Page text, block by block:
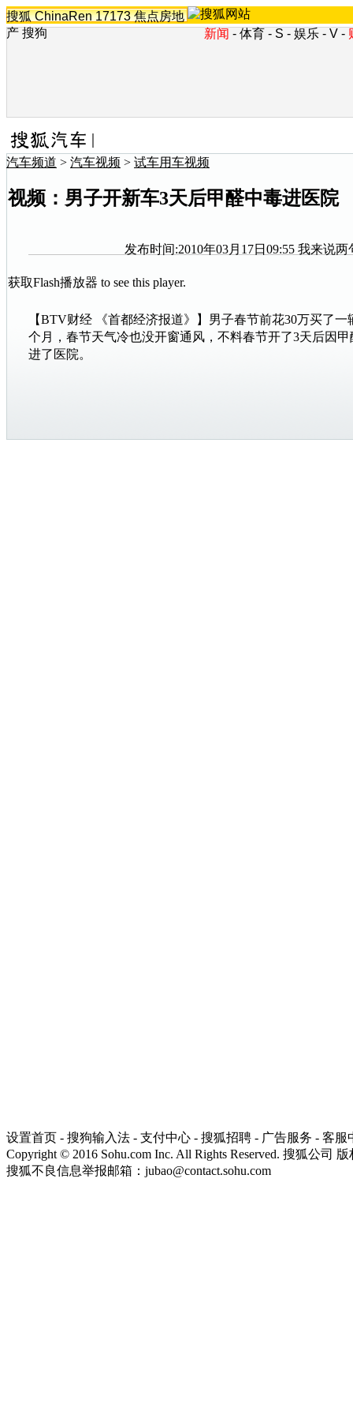
搜狐 ChinaRen 17173 焦点房地
产 搜狗 新闻 - 体育 - S - 娱乐 - V -
汽车频道 > 汽车视频 > 试车用车视频
视频：男子开新车3天后甲醛中毒进医院
发布时间:2010年03月17日09:55 我来说两
获取Flash播放器 to see this player.
【BTV财经 《首都经济报道》】男子春节前花30万买了一
个月，春节天气冷也没开窗通风，不料春节开了3天后因
进了医院。
设置首页 - 搜狗输入法 - 支付中心 - 搜狐招聘 - 广告服务 - 客服
Copyright © 2016 Sohu.com Inc. All Rights Reserved. 搜狐公司 版
搜狐不良信息举报邮箱： jubao@contact.sohu.com